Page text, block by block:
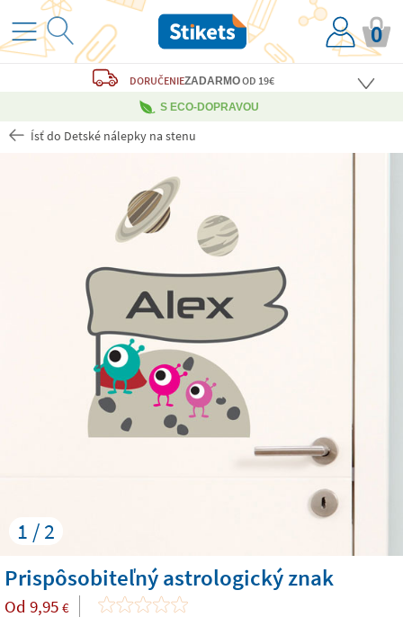
0
DORUČENIEZADARMOOD 19€
S ECO-DOPRAVOU
Ísť do Detské nálepky na stenu
1 / 2
Prispôsobiteľný astrologický znak
Od 9,95 €